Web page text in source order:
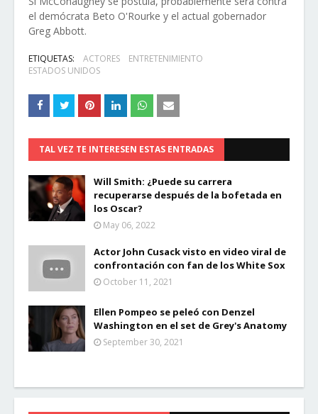
el demócrata Beto O'Rourke y el actual gobernador
Greg Abbott.
ETIQUETAS: ACTORES
ENTRETENIMIENTO
ESTADOS UNIDOS
TAL VEZ TE INTERESEN ESTAS ENTRADAS
Will Smith: ¿Puede su carrera
recuperarse después de la bofetada en
los Oscar?
May 06, 2022
Actor John Cusack visto en video viral de
confrontación con fan de los White Sox
October 11, 2021
Ellen Pompeo se peleó con Denzel
Washington en el set de Grey's Anatomy
September 30, 2021